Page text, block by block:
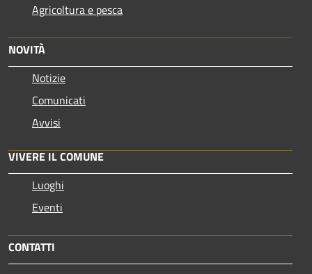
Agricoltura e pesca
NOVITÀ
Notizie
Comunicati
Avvisi
VIVERE IL COMUNE
Luoghi
Eventi
CONTATTI